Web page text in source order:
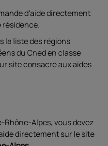
d'aide directement
résidence.
la liste des régions
du Cned en classe
site consacré aux aides
Rhône-Alpes, vous devez
directement sur le site